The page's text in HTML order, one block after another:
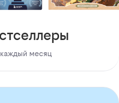
месяц